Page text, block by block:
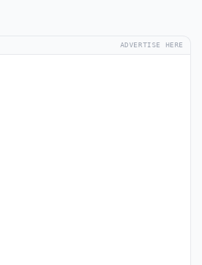
ADVERTISE HERE